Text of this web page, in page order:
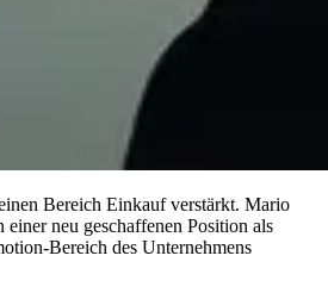
Bereich Einkauf verstärkt. Mario
neu geschaffenen Position als
Bereich des Unternehmens